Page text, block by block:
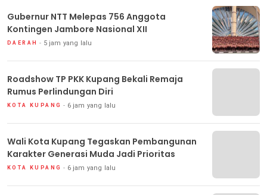
Gubernur NTT Melepas 756 Anggota
Kontingen Jambore Nasional XII
DAERAH 5 jam yang lalu
Roadshow TP PKK Kupang Bekali Remaja
Rumus Perlindungan Diri
KOTA KUPANG 6 jam yang lalu
Wali Kota Kupang Tegaskan Pembangunan
Karakter Generasi Muda Jadi Prioritas
KOTA KUPANG 6 jam yang lalu